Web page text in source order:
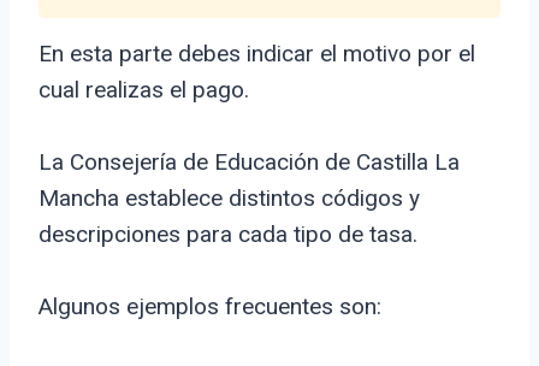
En esta parte debes indicar el motivo por el
cual realizas el pago.
La Consejería de Educación de Castilla La
Mancha establece distintos códigos y
descripciones para cada tipo de tasa.
Algunos ejemplos frecuentes son: